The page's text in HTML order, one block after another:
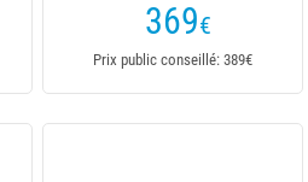
369€
Prix public conseillé: 389€